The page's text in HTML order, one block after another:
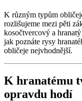
K různým typům
rozlišujeme mezi pěti
kosočtvercový a
jak poznáte rysy
obličeje nejvhodnější.
K hranatému
opravdu hodí